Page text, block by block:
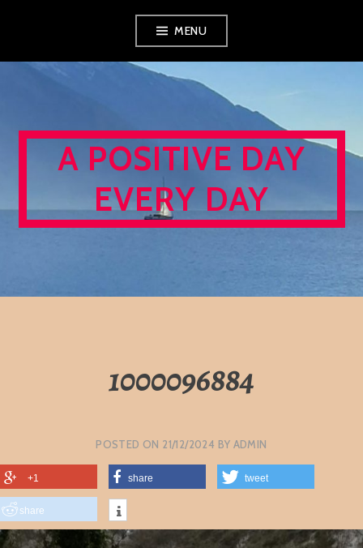
content
MENU
A POSITIVE DAY
EVERY DAY
1000096884
POSTED ON 21/12/2024 BY ADMIN
+1 share tweet
share